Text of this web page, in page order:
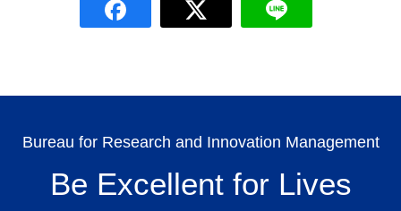
Bureau for Research and Innovation Management
Be Excellent for Lives